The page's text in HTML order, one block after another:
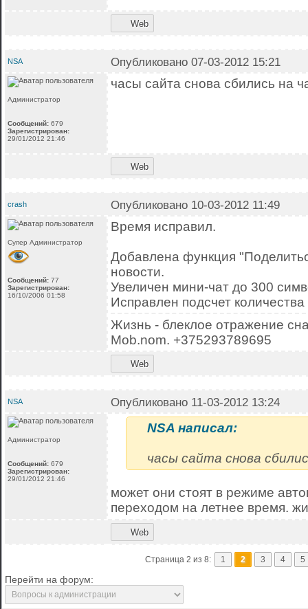
Web
NSA Опубликовано 07-03-2012 15:21
Администратор
Сообщений: 679
Зарегистрирован:
29/01/2012 21:46
часы сайта снова сбились на
Web
crash Опубликовано 10-03-2012 11:49
Супер Администратор
Сообщений: 77
Зарегистрирован:
16/10/2006 01:58
Время исправил.
Добавлена функция
новости.
Увеличен мини-чат до 300
Исправлен подсчет
Жизнь - блеклое отражение
Mob.nom. +375293789695
Web
NSA Опубликовано 11-03-2012 13:24
Администратор
Сообщений: 679
Зарегистрирован:
29/01/2012 21:46
NSA написал:
часы сайта снова
может они стоят в режиме
переходом на летнее время.
Web
Страница 2 из 8: 1 2 3 4 5
Перейти на форум: